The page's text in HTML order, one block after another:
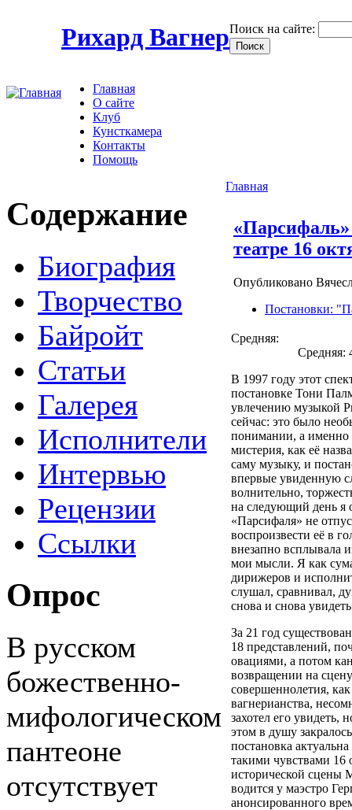
Рихард ВагнерПоиск на сайте:
Главная
О сайте
Клуб
Кунсткамера
Контакты
Помощь
Содержание
Биография
Творчество
Байройт
Статьи
Галерея
Исполнители
Интервью
Рецензии
Ссылки
Опрос
В русском
божественно-
мифологическом
пантеоне
отсутствует
Главная
театре 16
Опубликовано
Постановки:
Средняя:
Средняя:
В 1997 году этот
постановке Тони
увлечению музыкой
сейчас: это было
понимании, а именно
мистерия, как её
саму музыку, и
впервые увиденную
волнительно,
на следующий день я
«Парсифаля» не
воспроизвести её в
внезапно всплывала
мои мысли. Я как
дирижеров и
слушал, сравнивал,
снова и снова
За 21 год
18 представлений,
овациями, а потом
возвращении на
совершеннолетия,
вагнерианства,
захотел его увидеть,
этом в душу
постановка
такими чувствами 16
исторической сцены
водится у маэстро
анонсированного